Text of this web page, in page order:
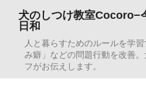
犬のしつけ教室Cocoro−
日和
人と暮らすためのルールを学
み癖」などの問題行動を改善
フがお伝えします。